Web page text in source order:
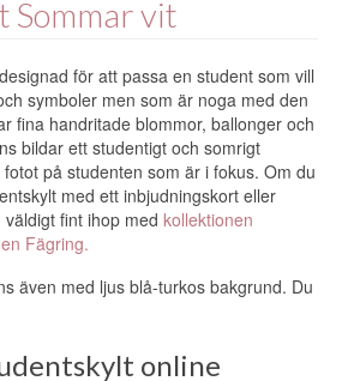
Sommar vit
för att passa en student som vill
symboler men som är noga med den
fina handritade blommor, ballonger och
bildar ett studentigt och somrigt
på studenten som är i fokus. Om du
med ett inbjudningskort eller
fint ihop med kollektionen
Fägring.
även med ljus blå-turkos bakgrund. Du
online